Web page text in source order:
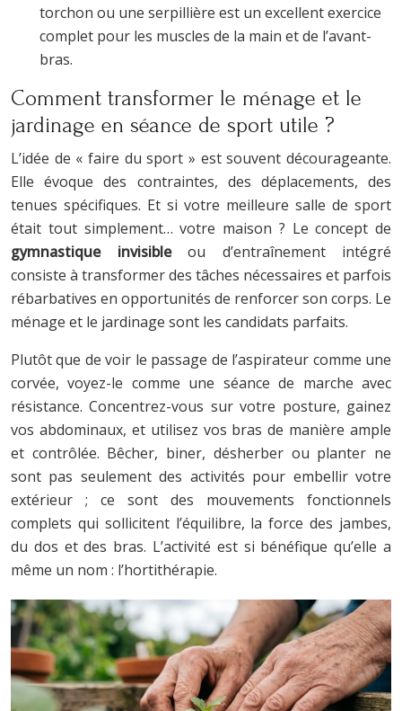
torchon ou une serpillière est un excellent exercice
complet pour les muscles de la main et de l’avant-
bras.
Comment transformer le ménage et le
jardinage en séance de sport utile ?
L’idée de « faire du sport » est souvent décourageante.
Elle évoque des contraintes, des déplacements, des
tenues spécifiques. Et si votre meilleure salle de sport
était tout simplement… votre maison ? Le concept de
gymnastique invisibleou d’entraînement intégré
consiste à transformer des tâches nécessaires et parfois
rébarbatives en opportunités de renforcer son corps. Le
ménage et le jardinage sont les candidats parfaits.
Plutôt que de voir le passage de l’aspirateur comme une
corvée, voyez-le comme une séance de marche avec
résistance. Concentrez-vous sur votre posture, gainez
vos abdominaux, et utilisez vos bras de manière ample
et contrôlée. Bêcher, biner, désherber ou planter ne
sont pas seulement des activités pour embellir votre
extérieur ; ce sont des mouvements fonctionnels
complets qui sollicitent l’équilibre, la force des jambes,
du dos et des bras. L’activité est si bénéfique qu’elle a
même un nom : l’hortithérapie.